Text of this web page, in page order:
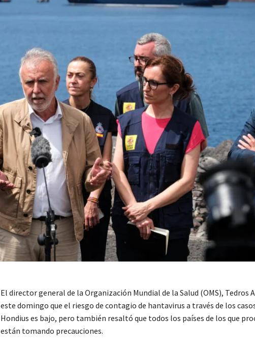
El director general de la Organización Mundial de la Salud (OMS), Tedros
este domingo que el riesgo de contagio de hantavirus a través de los
Hondius es bajo, pero también resaltó que todos los países de los que
están tomando precauciones.